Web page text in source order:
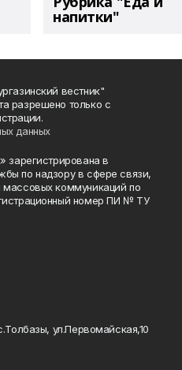
напитки"
вестник"
разрешено только с
данных
зарегистрирована в
по надзору в сфере связи,
массовых коммуникаций по
номер ПИ № ТУ
ул.Первомайская,10